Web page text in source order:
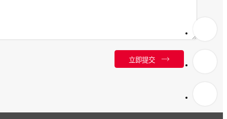
立即提交